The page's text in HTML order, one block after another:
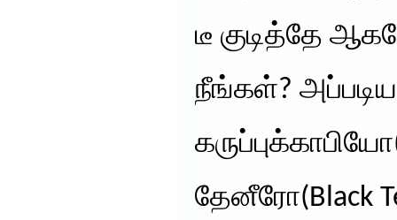
டீ குடித்தே
நீங்கள்?
தேனீரோ(Black